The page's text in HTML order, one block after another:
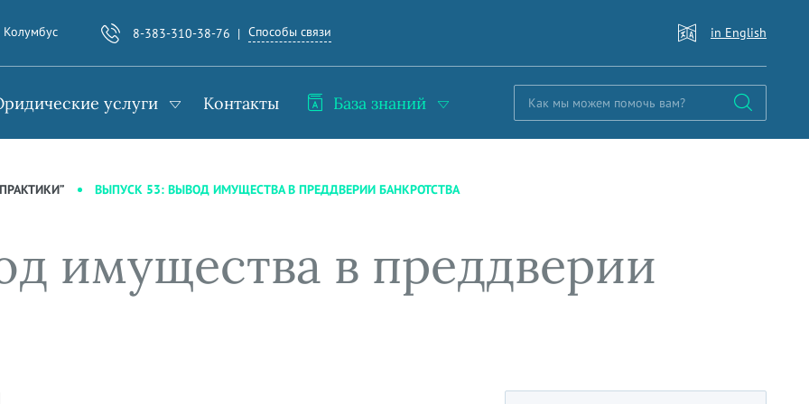
Колумбус 8-383-310-38-76 Способы связи in English
услуги Контакты База знаний
ВЫПУСК 53: ВЫВОД ИМУЩЕСТВА В ПРЕДДВЕРИИ БАНКРОТСТВА
имущества в преддверии